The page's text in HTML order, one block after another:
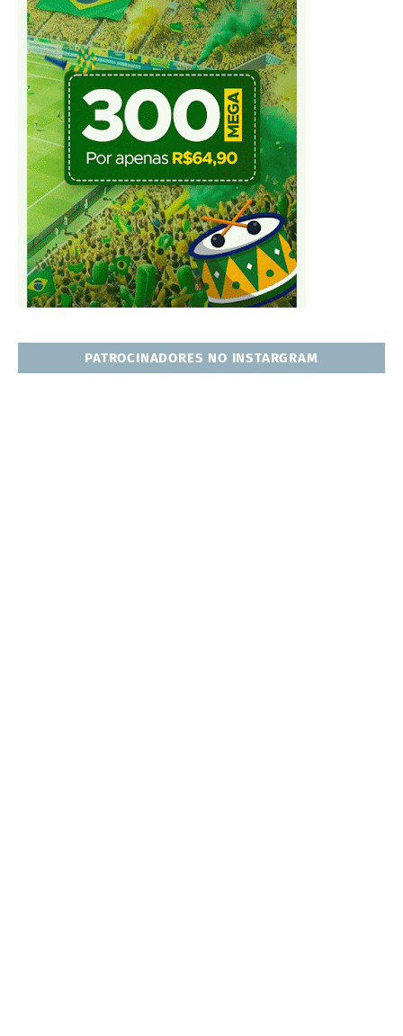
PATROCINADORES NO INSTARGRAM